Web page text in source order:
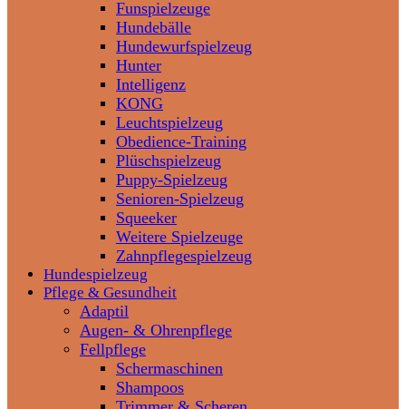
Funspielzeuge
Hundebälle
Hundewurfspielzeug
Hunter
Intelligenz
KONG
Leuchtspielzeug
Obedience-Training
Plüschspielzeug
Puppy-Spielzeug
Senioren-Spielzeug
Squeeker
Weitere Spielzeuge
Zahnpflegespielzeug
Hundespielzeug
Pflege & Gesundheit
Adaptil
Augen- & Ohrenpflege
Fellpflege
Schermaschinen
Shampoos